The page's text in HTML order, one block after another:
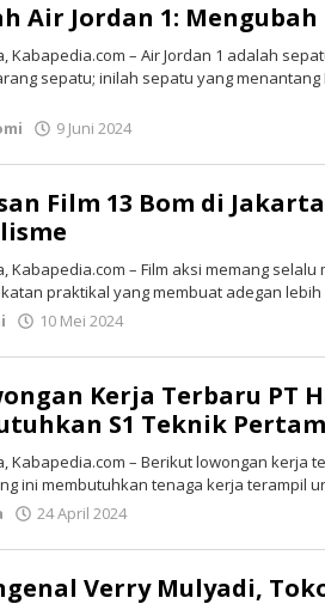
Air Jordan 1:
Kabapedia.com – Air Jordan 1 adalah
sepatu; inilah sepatu yang menantang
9 Juni 2024
Film 13 Bom di
Kabapedia.com – Film aksi memang
praktikal yang membuat adegan
10 Mei 2024
Kerja Terbaru PT
S1 Teknik
Kabapedia.com – Berikut lowongan kerja
ini membutuhkan tenaga kerja terampil
24 April 2024
Verry Mulyadi,